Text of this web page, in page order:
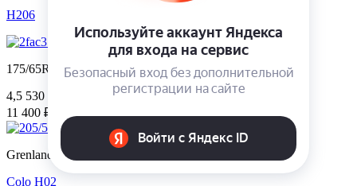
H206
175/65R14 82H
4,5 530
11 400 ₽ за 4 шт.
Grenlander
Colo H02